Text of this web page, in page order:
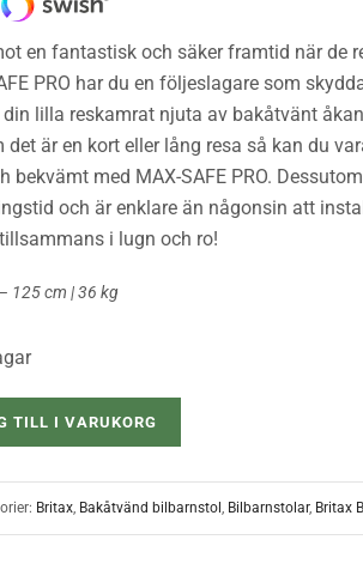
en fantastisk och säker framtid när de
PRO har du en följeslagare som
lilla reskamrat njuta av bakåtvänt
det är en kort eller lång resa så kan du
bekvämt med MAX-SAFE PRO.
och är enklare än någonsin att
i lugn och ro!
125 cm | 36 kg
TILL I VARUKORG
Britax, Bakåtvänd bilbarnstol , Bilbarnstolar, Britax